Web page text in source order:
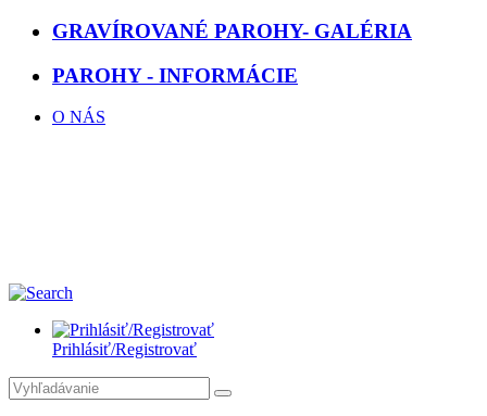
GRAVÍROVANÉ PAROHY- GALÉRIA
PAROHY - INFORMÁCIE
O NÁS
Prihlásiť/Registrovať